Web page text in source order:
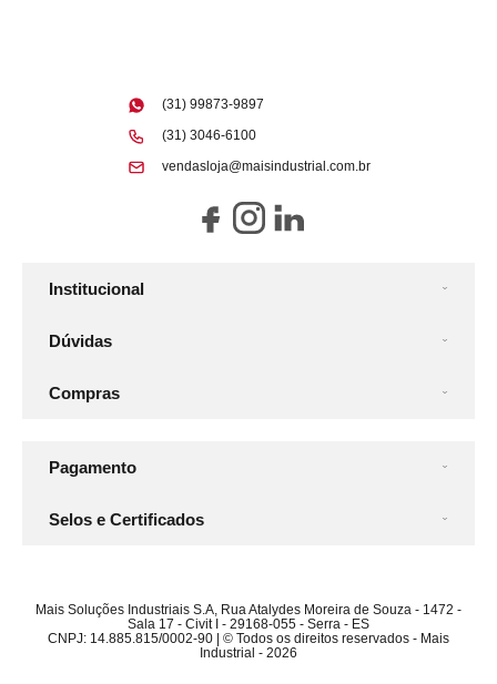
Institucional
Dúvidas
Compras
(31) 99873-9897
(31) 3046-6100
vendasloja@maisindustrial.com.br
Pagamento
Selos e Certificados
Mais Soluções Industriais S.A, Rua Atalydes Moreira de Souza - 1472 -
Sala 17 - Civit I - 29168-055 - Serra - ES
CNPJ: 14.885.815/0002-90 | © Todos os direitos reservados - Mais
Industrial - 2026